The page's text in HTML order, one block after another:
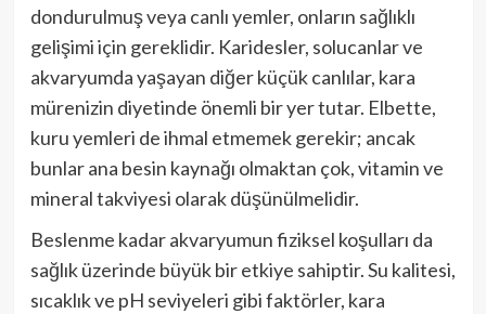
dondurulmuş veya canlı yemler, onların sağlıklı
gelişimi için gereklidir. Karidesler, solucanlar ve
akvaryumda yaşayan diğer küçük canlılar, kara
mürenizin diyetinde önemli bir yer tutar. Elbette,
kuru yemleri de ihmal etmemek gerekir; ancak
bunlar ana besin kaynağı olmaktan çok, vitamin ve
mineral takviyesi olarak düşünülmelidir.
Beslenme kadar akvaryumun fiziksel koşulları da
sağlık üzerinde büyük bir etkiye sahiptir. Su kalitesi,
sıcaklık ve pH seviyeleri gibi faktörler, kara